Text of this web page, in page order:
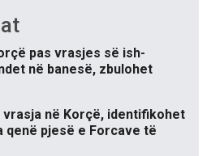
pas vrasjes së ish-
në banesë, zbulohet
vrasja në Korçë, identifikohet
qenë pjesë e Forcave të